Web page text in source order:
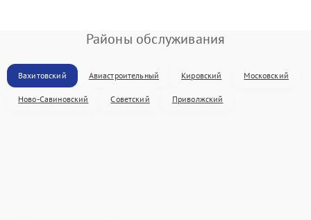
Районы обслуживания
Вахитовский Авиастроительный Кировский Московский
Ново-Савиновский Советский Приволжский